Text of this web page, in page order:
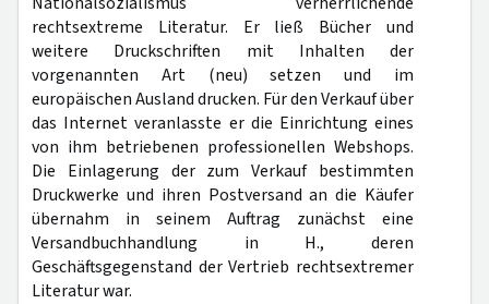
rechtsextreme Literatur. Er ließ Bücher und
weitere Druckschriften mit Inhalten der
vorgenannten Art (neu) setzen und im
europäischen Ausland drucken. Für den Verkauf über
das Internet veranlasste er die Einrichtung eines
von ihm betriebenen professionellen Webshops.
Die Einlagerung der zum Verkauf bestimmten
Druckwerke und ihren Postversand an die Käufer
übernahm in seinem Auftrag zunächst eine
Versandbuchhandlung in H., deren
Geschäftsgegenstand der Vertrieb rechtsextremer
Literatur war.